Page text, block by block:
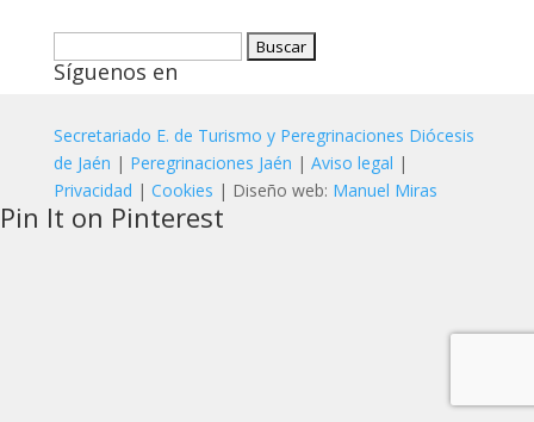
Síguenos en
Secretariado E. de Turismo y Peregrinaciones Diócesis
de Jaén | Peregrinaciones Jaén | Aviso legal |
Privacidad | Cookies | Diseño web: Manuel Miras
Pin It on Pinterest